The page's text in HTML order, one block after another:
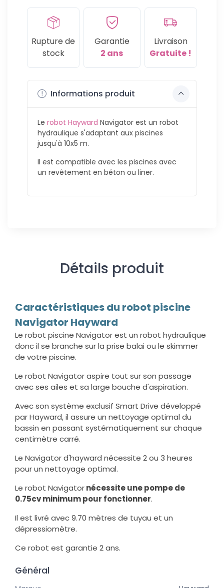
Rupture de
stock
Garantie
2 ans
Livraison
Gratuite !
Informations produit
Le robot Hayward Navigator est un robot
hydraulique s'adaptant aux piscines
jusqu'à 10x5 m.
Il est compatible avec les piscines avec
un revêtement en béton ou liner.
Détails produit
Caractéristiques du robot piscine
Navigator Hayward
Le robot piscine Navigator est un robot hydraulique
donc il se branche sur la prise balai ou le skimmer
de votre piscine.
Le robot Navigator aspire tout sur son passage
avec ses ailes et sa large bouche d'aspiration.
Avec son système exclusif Smart Drive développé
par Hayward, il assure un nettoyage optimal du
bassin en passant systématiquement sur chaque
centimètre carré.
Le Navigator d'hayward nécessite 2 ou 3 heures
pour un nettoyage optimal.
Le robot Navigatornécessite une pompe de
0.75cv minimum pour fonctionner.
Il est livré avec 9.70 mètres de tuyau et un
dépressiomètre.
Ce robot est garantie 2 ans.
Général